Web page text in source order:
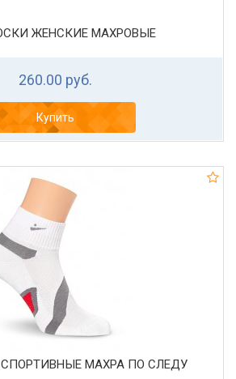
ЖЕНСКИЕ МАХРОВЫЕ
260.00 руб.
Купить
МАХРА ПО СЛЕДУ